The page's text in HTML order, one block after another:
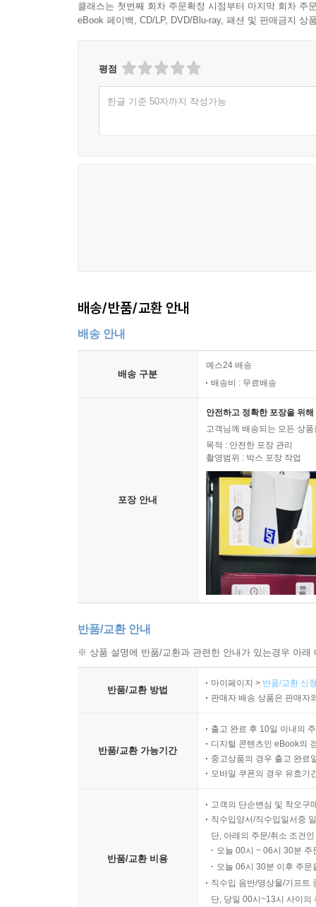
클래스는 첫번째 회차 주문확정 시점부터 마지막 회차 주
eBook 페이백, CD/LP, DVD/Blu-ray, 패션 및 판매금지 상
평점
한글 기준 50자까지 작성가능
배송/반품/교환 안내
배송 안내
배송 구분
예스24 배송
배송비 : 무료배송
포장 안내
안전하고 정확한 포장을 위
고객님께 배송되는 모든 상
목적 : 안전한 포장 관리
촬영범위 : 박스 포장 작업
반품/교환 안내
※ 상품 설명에 반품/교환과 관련한 안내가 있는경우 아
반품/교환 방법
마이페이지 > 반품/교환 신
판매자 배송 상품은 판매자
반품/교환 가능기간
출고 완료 후 10일 이내의
디지털 콘텐츠인 eBook의
중고상품의 경우 출고 완료
모바일 쿠폰의 경우 유효기
반품/교환 비용
고객의 단순변심 및 착오구
직수입양서/직수입일서중
단, 아래의 주문/취소 조건
오늘 00시 ~ 06시 30분
오늘 06시 30분 이후 주
직수입 음반/영상물/기프트
단, 당일 00시~13시 사이의